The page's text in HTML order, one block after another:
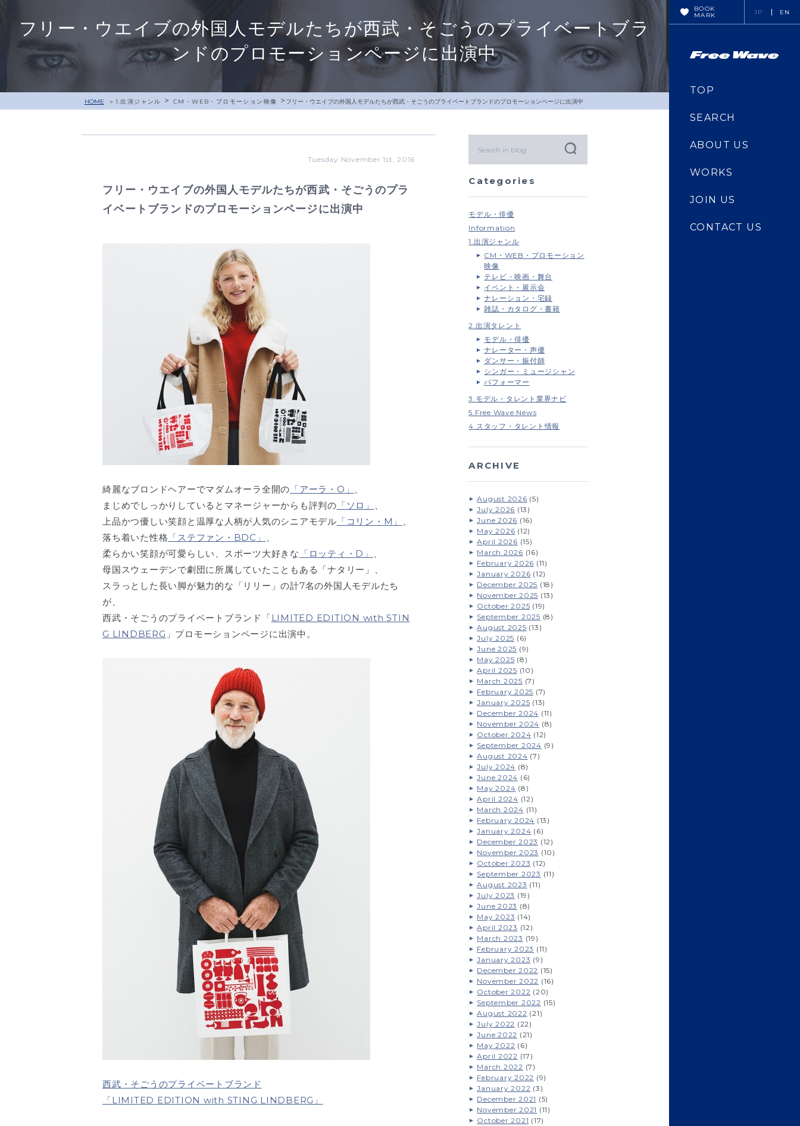
フリー・ウエイブの外国人モデルたちが西武・そごうのプライベートブラ
ンドのプロモーションページに出演中
HOME 1.出演ジャンル > CM・WEB・プロモーション映像 > フリー・ウエイブの外国人モデルたちが西武・そごうのプライベートブランドのプロモーションページに出演中
Tuesday November 1st, 2016
フリー・ウエイブの外国人モデルたちが西武・そごうのプラ
イベートブランドのプロモーションページに出演中
綺麗なブロンドヘアーでマダムオーラ全開の 「アーラ・O」 、
まじめでしっかりしているとマネージャーからも評判の 「ソロ」
、
上品かつ優しい笑顔と温厚な人柄が人気のシニアモデル 「コリン・M」
、
落ち着いた性格 「ステファン・BDC」
、
柔らかい笑顔が可愛らしい、スポーツ大好きな 「ロッティ・D」
、
母国スウェーデンで劇団に所属していたこともある「ナタリー」、
スラっとした長い脚が魅力的な「リリー」の計7名の外国人モデルたち
が、
西武・そごうのプライベートブランド「LIMITED EDITION with STIN
G LINDBERG 」プロモーションページに出演中。
西武・そごうのプライベートブランド
「LIMITED EDITION with STING LINDBERG」
Categories
モデル・俳優
Information
1.出演ジャンル
CM・WEB・プロモーション
映像
テレビ・映画・舞台
イベント・展示会
ナレーション・宅録
雑誌・カタログ・書籍
2.出演タレント
モデル・俳優
ナレーター・声優
ダンサー・振付師
シンガー・ミュージシャン
パフォーマー
3.モデル・タレント業界ナビ
5.Free Wave News
4.スタッフ・タレント情報
ARCHIVE
August 2026 (5)
July 2026 (13)
June 2026 (16)
May 2026 (12)
April 2026 (15)
March 2026 (16)
February 2026 (11)
January 2026 (12)
December 2025 (18)
November 2025 (13)
October 2025 (19)
September 2025 (8)
August 2025 (13)
July 2025 (6)
June 2025 (9)
May 2025 (8)
April 2025 (10)
March 2025 (7)
February 2025 (7)
January 2025 (13)
December 2024 (11)
November 2024 (8)
October 2024 (12)
September 2024 (9)
August 2024 (7)
July 2024 (8)
June 2024 (6)
May 2024 (8)
April 2024 (12)
March 2024 (11)
February 2024 (13)
January 2024 (6)
December 2023 (12)
November 2023 (10)
October 2023 (12)
September 2023 (11)
August 2023 (11)
July 2023 (19)
June 2023 (8)
May 2023 (14)
April 2023 (12)
March 2023 (19)
February 2023 (11)
January 2023 (9)
December 2022 (15)
November 2022 (16)
October 2022 (20)
September 2022 (15)
August 2022 (21)
July 2022 (22)
June 2022 (21)
May 2022 (6)
April 2022 (17)
March 2022 (7)
February 2022 (9)
January 2022 (3)
December 2021 (5)
November 2021 (11)
October 2021 (17)
BOOK
MARK
JP EN
TOP
SEARCH
ABOUT US
WORKS
JOIN US
CONTACT US